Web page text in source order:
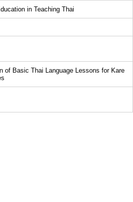
in Teaching Thai
of Basic Thai Language Lessons for Kare